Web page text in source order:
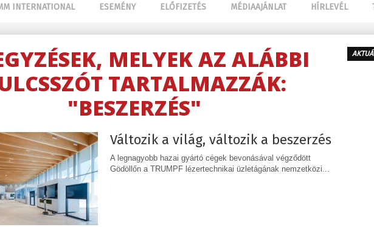
INTERNATIONAL ESEMÉNY ELŐFIZETÉS MÉDIAAJÁNLAT HÍRLEVÉL
MELYEK AZ ALÁBBI
TARTALMAZZÁK:
"BESZERZÉS"
Változik a világ, változik a beszerzés
A legnagyobb hazai gyártó cégek bevonásával végződött
Gödöllőn a TRUMPF lézertechnikai üzletágának nemzetközi...